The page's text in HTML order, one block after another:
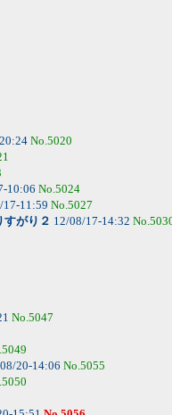
No.5020
10:06 No.5024
11:59 No.5027
すがり２ 12/08/17-14:32
No.5047
20-14:06 No.5055